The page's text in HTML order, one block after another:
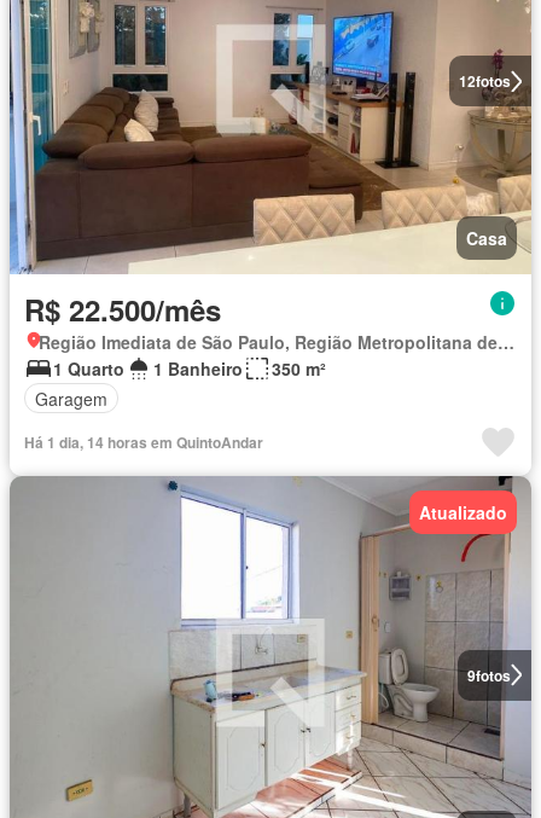
12fotos
Casa
R$ 22.500/mês
Região Imediata de São Paulo, Região Metropolitana de São Paulo
1 Quarto
1 Banheiro
350 m²
Garagem
Há 1 dia, 14 horas em QuintoAndar
9fotos
Atualizado